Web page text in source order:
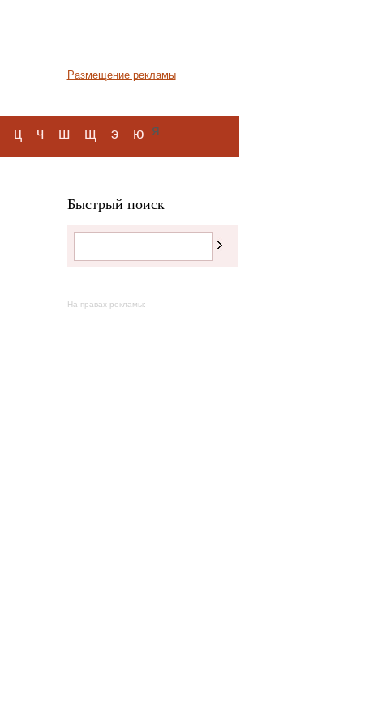
Размещение рекламы
ц ч ш щ э ю я
Быстрый поиск
На правах рекламы: